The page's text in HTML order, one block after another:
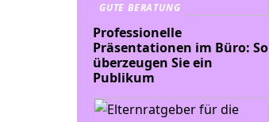
GUTE BERATUNG
Professionelle
Präsentationen im Büro: So
überzeugen Sie ein
Publikum